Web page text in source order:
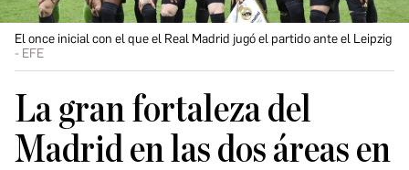
El once inicial con el que el Real Madrid jugó el partido ante el Leipzig
EFE
La gran fortaleza del
Madrid en las dos áreas en